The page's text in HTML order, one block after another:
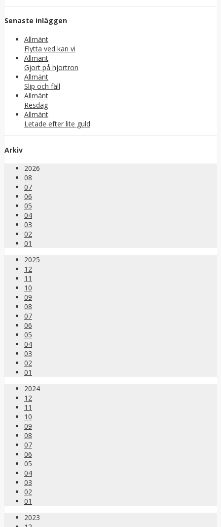
Senaste inläggen
Allmänt
Flytta ved kan vi
Allmänt
Gjort på hjortron
Allmänt
Slip och fäll
Allmänt
Resdag
Allmänt
Letade efter lite guld
Arkiv
2026
08
07
06
05
04
03
02
01
2025
12
11
10
09
08
07
06
05
04
03
02
01
2024
12
11
10
09
08
07
06
05
04
03
02
01
2023